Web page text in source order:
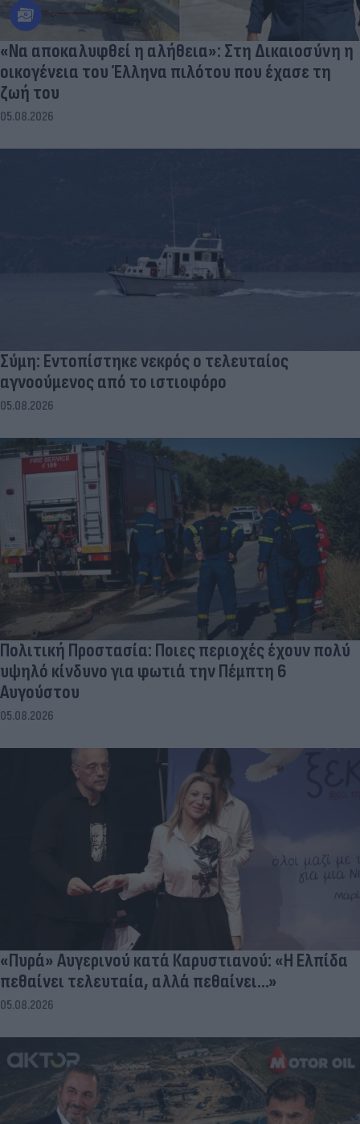
«Να αποκαλυφθεί η αλήθεια»: Στη Δικαιοσύνη η
οικογένεια του Έλληνα πιλότου που έχασε τη
ζωή του
05.08.2026
Σύμη: Εντοπίστηκε νεκρός ο τελευταίος
αγνοούμενος από το ιστιοφόρο
05.08.2026
Πολιτική Προστασία: Ποιες περιοχές έχουν πολύ
υψηλό κίνδυνο για φωτιά την Πέμπτη 6
Αυγούστου
05.08.2026
«Πυρά» Αυγερινού κατά Καρυστιανού: «Η Ελπίδα
πεθαίνει τελευταία, αλλά πεθαίνει...»
05.08.2026